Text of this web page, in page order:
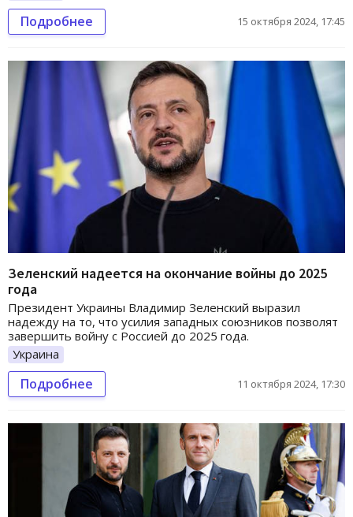
Подробнее 15 октября 2024, 17:45
Зеленский надеется на окончание войны до 2025
года
Президент Украины Владимир Зеленский выразил
надежду на то, что усилия западных союзников позволят
завершить войну с Россией до 2025 года.
Украина
Подробнее 11 октября 2024, 17:30